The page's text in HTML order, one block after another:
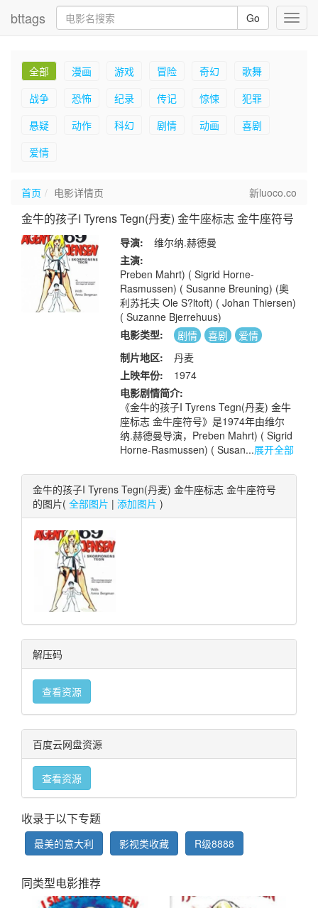
bttags Go
全部 漫画 游戏 冒险 奇幻
歌舞
战争
恐怖 纪录 传记 惊悚
犯罪
悬疑
动作 科幻 剧情 动画
喜剧
爱情
首页 电影详情页 新luoco.co
金牛的孩子I Tyrens Tegn(丹麦) 金牛座标志 金牛座符号
导演:
维尔纳.赫德曼
主演:
Preben Mahrt) ( Sigrid Horne-
Rasmussen) ( Susanne Breuning) (奥
利苏托夫 Ole S?ltoft) ( Johan Thiersen)
( Suzanne Bjerrehuus)
电影类型:
剧情 喜剧
爱情
制片地区:
丹麦
上映年份:
1974
电影剧情简介:
《金牛的孩子I Tyrens Tegn(丹麦) 金牛
座标志 金牛座符号》是1974年由维尔
纳.赫德曼导演，Preben Mahrt) ( Sigrid
Horne-Rasmussen) ( Susan...展开全部
金牛的孩子I Tyrens Tegn(丹麦) 金牛座标志 金牛座符号
的图片( 全部图片 | 添加图片 )
解压码
查看资源
百度云网盘资源
查看资源
收录于以下专题
最美的意大利 影视类收藏 R级8888
同类型电影推荐